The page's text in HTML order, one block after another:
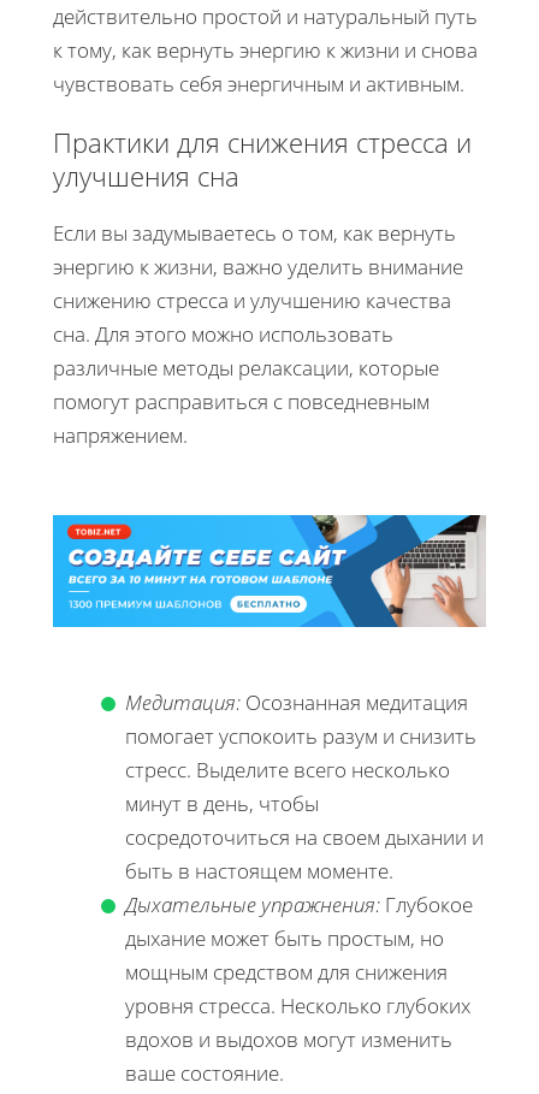
действительно простой и натуральный путь
к тому, как вернуть энергию к жизни и снова
чувствовать себя энергичным и активным.
Практики для снижения стресса и
улучшения сна
Если вы задумываетесь о том, как вернуть
энергию к жизни, важно уделить внимание
снижению стресса и улучшению качества
сна. Для этого можно использовать
различные методы релаксации, которые
помогут расправиться с повседневным
напряжением.
Медитация: Осознанная медитация
помогает успокоить разум и снизить
стресс. Выделите всего несколько
минут в день, чтобы
сосредоточиться на своем дыхании и
быть в настоящем моменте.
Дыхательные упражнения: Глубокое
дыхание может быть простым, но
мощным средством для снижения
уровня стресса. Несколько глубоких
вдохов и выдохов могут изменить
ваше состояние.